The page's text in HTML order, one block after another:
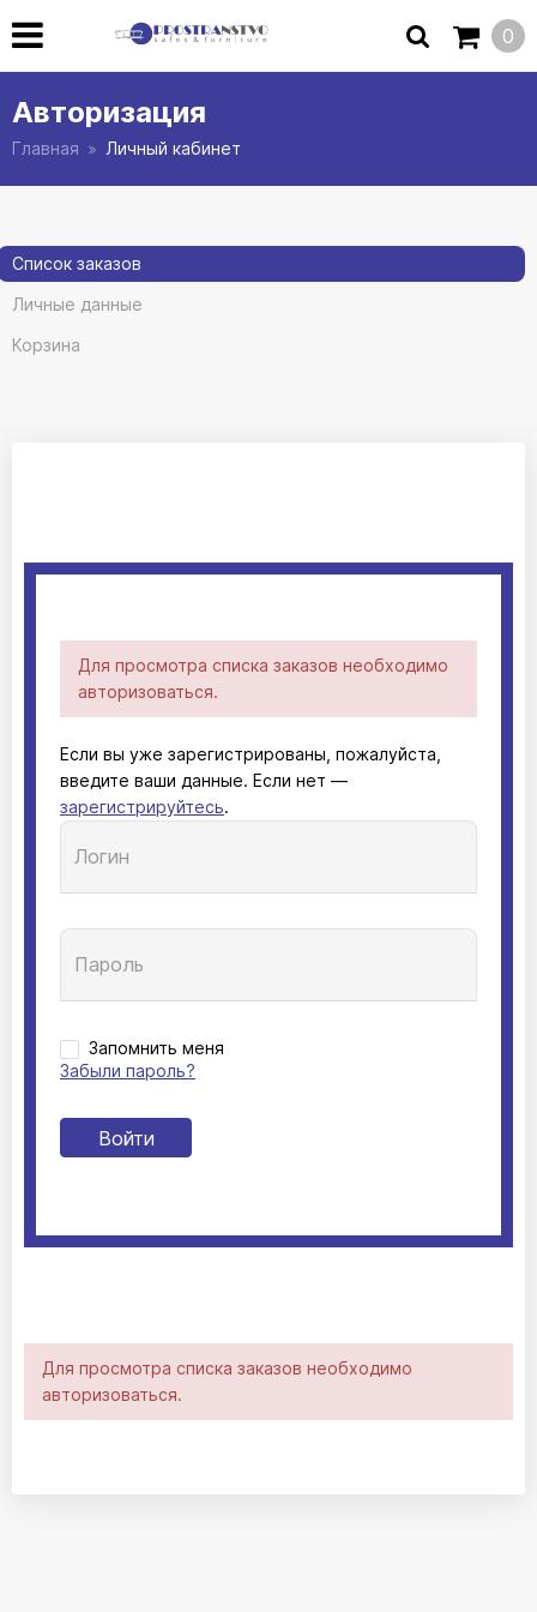
0
Авторизация
Главная Личный кабинет
Список заказов
Личные данные
Корзина
Для просмотра списка заказов необходимо
авторизоваться.
Если вы уже зарегистрированы, пожалуйста,
введите ваши данные. Если нет —
зарегистрируйтесь.
Запомнить меня
Забыли пароль?
Для просмотра списка заказов необходимо
авторизоваться.